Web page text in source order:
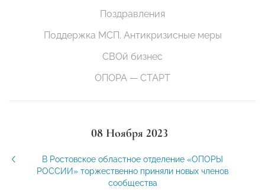
Поздравления
Поддержка МСП. Антикризисные меры
СВОй бизнес
ОПОРА — СТАРТ
08 Ноября 2023
В Ростовское областное отделение «ОПОРЫ
РОССИИ» торжественно приняли новых членов
сообщества